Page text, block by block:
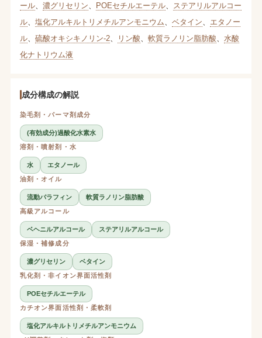
ール、 濃グリセリン POEセチルエーテル、
ステアリルアルコー
ル、 塩化アルキルトリメチルアンモニウム ベタイン
エタノー
ル、 硫酸オキシキノリン-2、 リン酸 軟質ラノリン脂肪酸
水酸
化ナトリウム液
成分構成の解説
染毛剤・パーマ剤成分
(有効成分)過酸化水素水
溶剤・噴射剤・水
水
エタノール
油剤・オイル
流動パラフィン
軟質ラノリン脂肪酸
高級アルコール
ベヘニルアルコール
ステアリルアルコール
保湿・補修成分
濃グリセリン
ベタイン
乳化剤・非イオン界面活性剤
POEセチルエーテル
カチオン界面活性剤・柔軟剤
塩化アルキルトリメチルアンモニウム